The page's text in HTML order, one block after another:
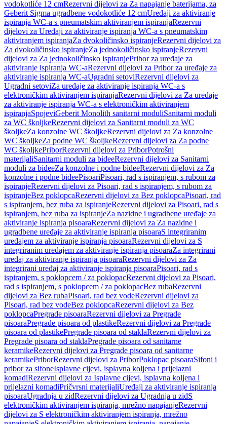
vodokotliće 12 cmRezervni dijelovi za Za napajanje baterijama, za
Geberit Sigma ugradbene vodokotliće 12 cmUređaji za aktiviranje
ispiranja WC-a s pneumatskim aktiviranjem ispiranjaRezervni
dijelovi za Uređaji za aktiviranje ispiranja WC-a s pneumatskim
aktiviranjem ispiranjaZa dvokoličinsko ispiranjeRezervni dijelovi za
Za dvokoličinsko ispiranjeZa jednokoličinsko ispiranjeRezervni
dijelovi za Za jednokoličinsko ispiranjePribor za uređaje za
aktiviranje ispiranja WC-aRezervni dijelovi za Pribor za uređaje za
aktiviranje ispiranja WC-aUgradni setoviRezervni dijelovi za
Ugradni setoviZa uređaje za aktiviranje ispiranja WC-a s
elektroničkim aktiviranjem ispiranjaRezervni dijelovi za Za uređaje
za aktiviranje ispiranja WC-a s elektroničkim aktiviranjem
ispiranjaSpojeviGeberit Monolith sanitarni moduliSanitarni moduli
za WC školjkeRezervni dijelovi za Sanitarni moduli za WC
školjkeZa konzolne WC školjkeRezervni dijelovi za Za konzolne
WC školjkeZa podne WC školjkeRezervni dijelovi za Za podne
WC školjkePriborRezervni dijelovi za PriborPotrošni
materijaliSanitarni moduli za bideeRezervni dijelovi za Sanitarni
moduli za bideeZa konzolne i podne bideeRezervni dijelovi za Za
konzolne i podne bideePisoariPisoari, rad s ispiranjem, s rubom za
ispiranjeRezervni dijelovi za Pisoari, rad s ispiranjem, s rubom za
ispiranjeBez poklopcaRezervni dijelovi za Bez poklopcaPisoari, rad
s ispiranjem, bez ruba za ispiranjeRezervni dijelovi za Pisoari, rad s
ispiranjem, bez ruba za ispiranjeZa nazidne i ugradbene uređaje za
aktiviranje ispiranja pisoaraRezervni dijelovi za Za nazidne i
ugradbene uređaje za aktiviranje ispiranja pisoaraS integriranim
uređajem za aktiviranje ispiranja pisoaraRezervni dijelovi za S
integriranim uređajem za aktiviranje ispiranja pisoaraZa integrirani
uređaj za aktiviranje ispiranja pisoaraRezervni dijelovi za Za
integrirani uređaj za aktiviranje ispiranja pisoaraPisoari, rad s
ispiranjem, s poklopcem / za poklopacRezervni dijelovi za Pisoari,
rad s ispiranjem, s poklopcem / za poklopacBez rubaRezervni
dijelovi za Bez rubaPisoari, rad bez vodeRezervni dijelovi za
Pisoari, rad bez vodeBez poklopcaRezervni dijelovi za Bez
poklopcaPregrade pisoaraRezervni dijelovi za Pregrade
pisoaraPregrade pisoara od plastikeRezervni dijelovi za Pregrade
pisoara od plastikePregrade pisoara od staklaRezervni dijelovi za
Pregrade pisoara od staklaPregrade pisoara od sanitarne
keramikeRezervni dijelovi za Pregrade pisoara od sanitarne
keramikePriborRezervni dijelovi za PriborPoklopac pisoaraSifoni i
pribor za sifoneIsplavne cijevi, isplavna koljena i prijelazni
komadiRezervni dijelovi za Isplavne cijevi, isplavna koljena i
prijelazni komadiPričvrsni materijaliUređaji za aktiviranje ispiranja
pisoaraUgradnja u zidRezervni dijelovi za Ugradnja u zidS
elektroničkim aktiviranjem ispiranja, mrežno napajanjeRezervni
dijelovi za S elektroničkim aktiviranjem ispiranja, mrežno